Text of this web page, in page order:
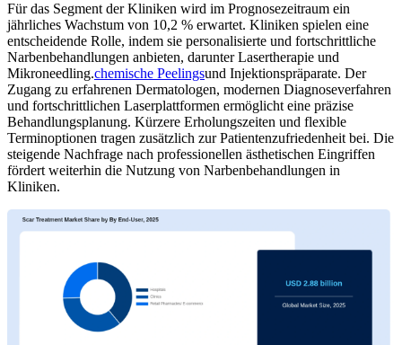
Für das Segment der Kliniken wird im Prognosezeitraum ein
jährliches Wachstum von 10,2 % erwartet. Kliniken spielen eine
entscheidende Rolle, indem sie personalisierte und fortschrittliche
Narbenbehandlungen anbieten, darunter Lasertherapie und
Mikroneedling.chemische Peelingsund Injektionspräparate. Der
Zugang zu erfahrenen Dermatologen, modernen Diagnoseverfahren
und fortschrittlichen Laserplattformen ermöglicht eine präzise
Behandlungsplanung. Kürzere Erholungszeiten und flexible
Terminoptionen tragen zusätzlich zur Patientenzufriedenheit bei. Die
steigende Nachfrage nach professionellen ästhetischen Eingriffen
fördert weiterhin die Nutzung von Narbenbehandlungen in
Kliniken.